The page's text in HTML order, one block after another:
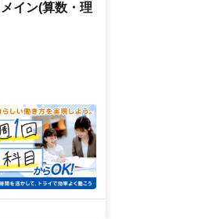
イン(算数・理